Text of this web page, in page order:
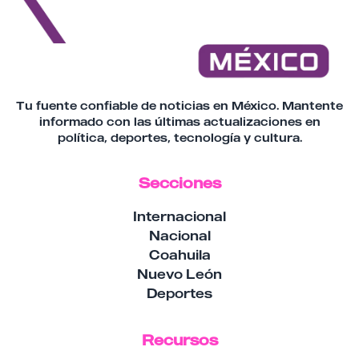
Tu fuente confiable de noticias en México. Mantente
informado con las últimas actualizaciones en
política, deportes, tecnología y cultura.
Secciones
Internacional
Nacional
Coahuila
Nuevo León
Deportes
Recursos